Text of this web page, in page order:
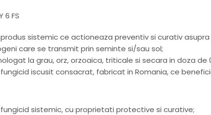
6 FS
sistemic ce actioneaza preventiv si curativ
care se transmit prin seminte si/sau sol;
la grau, orz, orzoaica, triticale si secara in doza
iscusit consacrat, fabricat in Romania, ce
sistemic, cu proprietati protective si curative;